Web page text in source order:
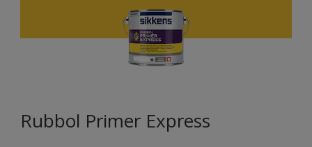
Rubbol Primer Express